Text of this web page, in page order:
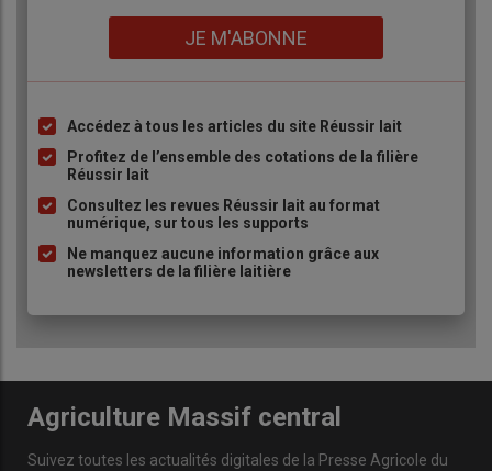
JE M'ABONNE
Liste
à
puce
Accédez à tous les articles du site Réussir lait
Profitez de l’ensemble des cotations de la filière
Réussir lait
Consultez les revues Réussir lait au format
numérique, sur tous les supports
Ne manquez aucune information grâce aux
newsletters de la filière laitière
Agriculture Massif central
Suivez toutes les actualités digitales de la Presse Agricole du